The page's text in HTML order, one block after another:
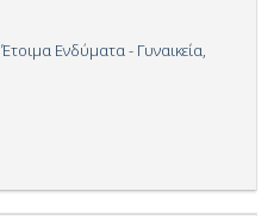
Έτοιμα Ενδύματα - Γυναικεία,